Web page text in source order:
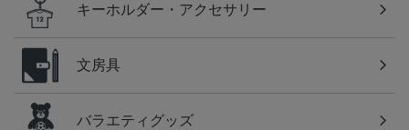
キーホルダー・アクセサリー
文房具
バラエティグッズ